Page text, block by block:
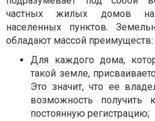
частных жилых домов на
населенных пунктов.
обладают массой преимуществ:
Для каждого дома,
такой земле,
Это значит, что ее
возможность
постоянную регистрацию;